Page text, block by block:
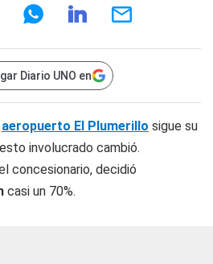
Diario UNO en
aeropuerto El Plumerillo sigue su
involucrado cambió.
concesionario, decidió
casi un 70%.